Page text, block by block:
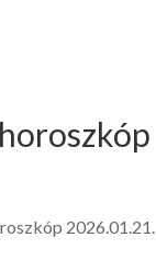
2026.01.21.